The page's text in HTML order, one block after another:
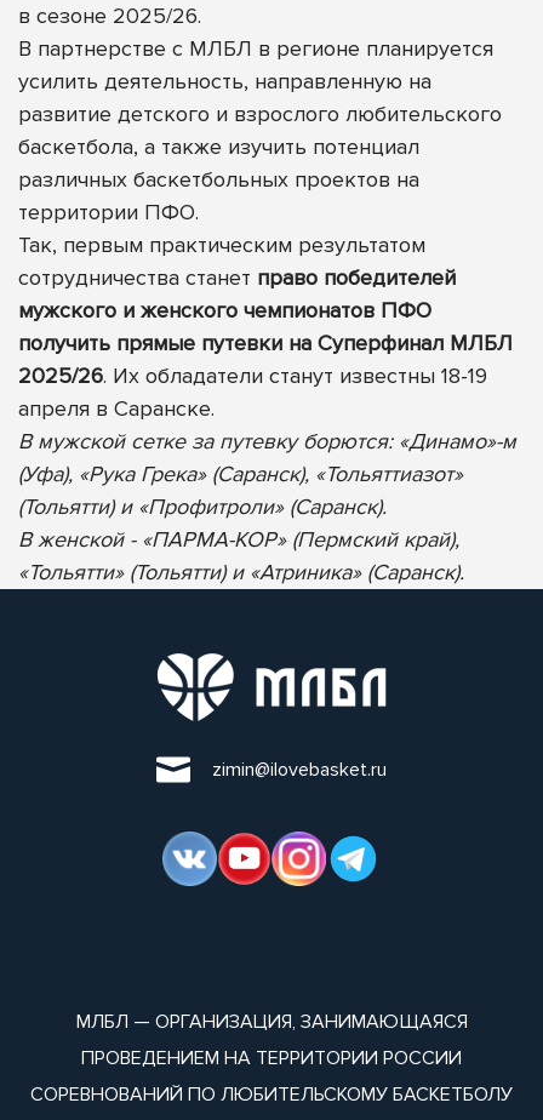
в сезоне 2025/26.
В партнерстве с МЛБЛ в регионе планируется
усилить деятельность, направленную на
развитие детского и взрослого любительского
баскетбола, а также изучить потенциал
различных баскетбольных проектов на
территории ПФО.
Так, первым практическим результатом
сотрудничества станет право победителей
мужского и женского чемпионатов ПФО
получить прямые путевки на Суперфинал МЛБЛ
2025/26. Их обладатели станут известны 18-19
апреля в Саранске.
В мужской сетке за путевку борются: «Динамо»-м
(Уфа), «Рука Грека» (Саранск), «Тольяттиазот»
(Тольятти) и «Профитроли» (Саранск).
В женской - «ПАРМА-КОР» (Пермский край),
«Тольятти» (Тольятти) и «Атриника» (Саранск).
zimin@ilovebasket.ru
МЛБЛ — ОРГАНИЗАЦИЯ, ЗАНИМАЮЩАЯСЯ
ПРОВЕДЕНИЕМ НА ТЕРРИТОРИИ РОССИИ
СОРЕВНОВАНИЙ ПО ЛЮБИТЕЛЬСКОМУ БАСКЕТБОЛУ